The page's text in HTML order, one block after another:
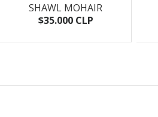
SHAWL MOHAIR
$35.000 CLP